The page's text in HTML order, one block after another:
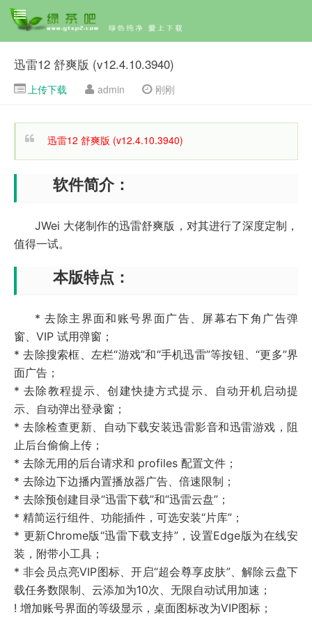
迅雷12 舒爽版 (v12.4.10.3940)
上传下载 admin 刚刚
迅雷12 舒爽版 (v12.4.10.3940)
软件简介：
JWei 大佬制作的迅雷舒爽版，对其进行了深度定制，
值得一试。
本版特点：
* 去除主界面和账号界面广告、屏幕右下角广告弹
窗、VIP 试用弹窗；
* 去除搜索框、左栏“游戏”和“手机迅雷”等按钮、“更多”界
面广告；
* 去除教程提示、创建快捷方式提示、自动开机启动提
示、自动弹出登录窗；
* 去除检查更新、自动下载安装迅雷影音和迅雷游戏，阻
止后台偷偷上传；
* 去除无用的后台请求和 profiles 配置文件；
* 去除边下边播内置播放器广告、倍速限制；
* 去除预创建目录“迅雷下载”和“迅雷云盘”；
* 精简运行组件、功能插件，可选安装“片库”；
* 更新Chrome版“迅雷下载支持”，设置Edge版为在线安
装，附带小工具；
* 非会员点亮VIP图标、开启“超会尊享皮肤”、解除云盘下
载任务数限制、云添加为10次、无限自动试用加速；
! 增加账号界面的等级显示，桌面图标改为VIP图标；